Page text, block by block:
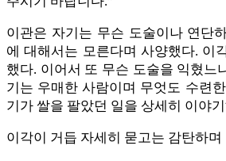
이관은 자기는 무슨 도술이나 연단
에 대해서는 모른다며 사양했다. 이
했다. 이어서 또 무슨 도술을 익혔느
기는 우매한 사람이며 무엇도 수련
기가 쌀을 팔았던 일을 상세히 이야
이각이 거듭 자세히 묻고는 감탄하며